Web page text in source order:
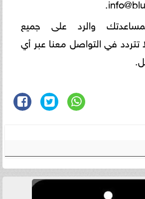
والرد على جميع
تتردد في التواصل معنا عبر أي